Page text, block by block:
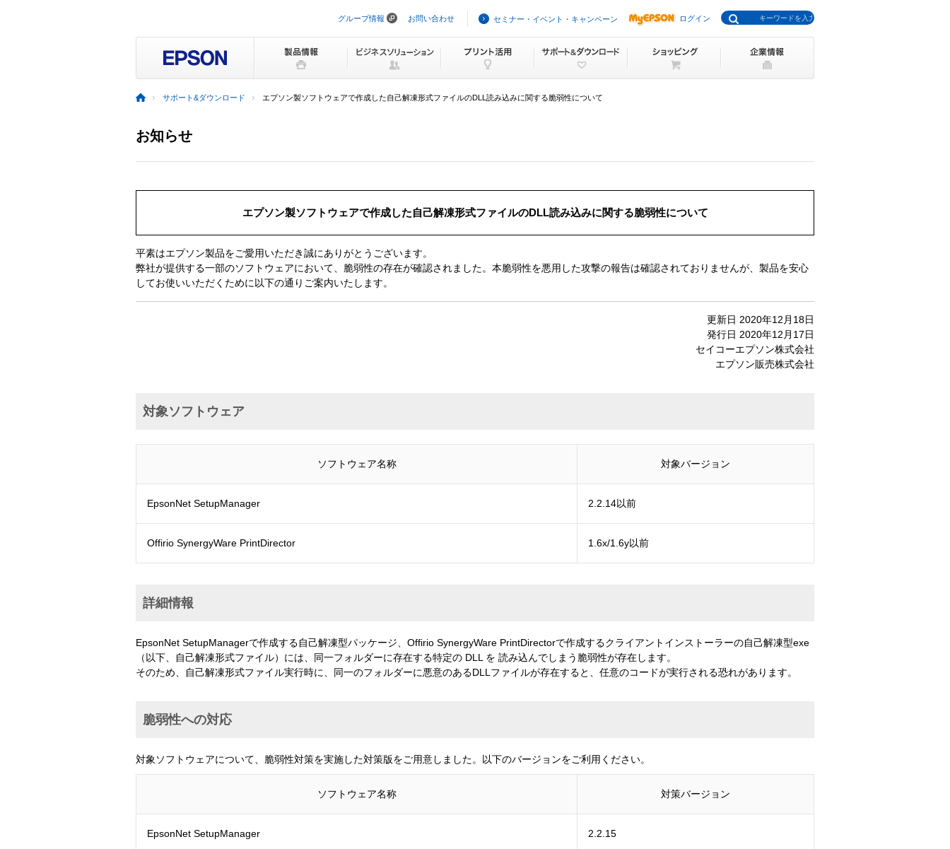
ビ
ョ
を
グループ情報 お問い合わせ セミナー・イベント・キャンペーン ログイン
サポート&ダウンロード エプソン製ソフトウェアで作成した自己解凍形式ファイルのDLL読み込みに関する脆弱性について
お知らせ
エプソン製ソフトウェアで作成した自己解凍形式ファイルのDLL読み込みに関する脆弱性について
平素はエプソン製品をご愛用いただき誠にありがとうございます。
弊社が提供する一部のソフトウェアにおいて、脆弱性の存在が確認されました。本脆弱性を悪用した攻撃の報告は確認されておりませんが、製品を安心
してお使いいただくために以下の通りご案内いたします。
更新日 2020年12月18日
発行日 2020年12月17日
セイコーエプソン株式会社
エプソン販売株式会社
対象ソフトウェア
ソフトウェア名称 対象バージョン
EpsonNet SetupManager 2.2.14以前
Offirio SynergyWare PrintDirector 1.6x/1.6y以前
詳細情報
EpsonNet SetupManagerで作成する自己解凍型パッケージ、Offirio SynergyWare PrintDirectorで作成するクライアントインストーラーの自己解凍型exe
（以下、自己解凍形式ファイル）には、同一フォルダーに存在する特定の DLL を 読み込んでしまう脆弱性が存在します。
そのため、自己解凍形式ファイル実行時に、同一のフォルダーに悪意のあるDLLファイルが存在すると、任意のコードが実行される恐れがあります。
脆弱性への対応
対象ソフトウェアについて、脆弱性対策を実施した対策版をご用意しました。以下のバージョンをご利用ください。
ソフトウェア名称 対策バージョン
EpsonNet SetupManager 2.2.15